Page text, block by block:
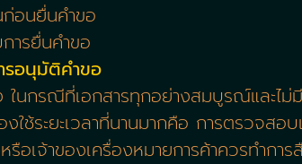
ก่อนยื่นคำขอ
ารยื่นคำขอ
รอนุมัติคำขอ
กรณีที่เอกสารทุกอย่างสมบูรณ์และไม่
งใช้ระยะเวลาที่นานมากคือ การตรวจ
เจ้าของเครื่องหมายการค้าควรทำกา